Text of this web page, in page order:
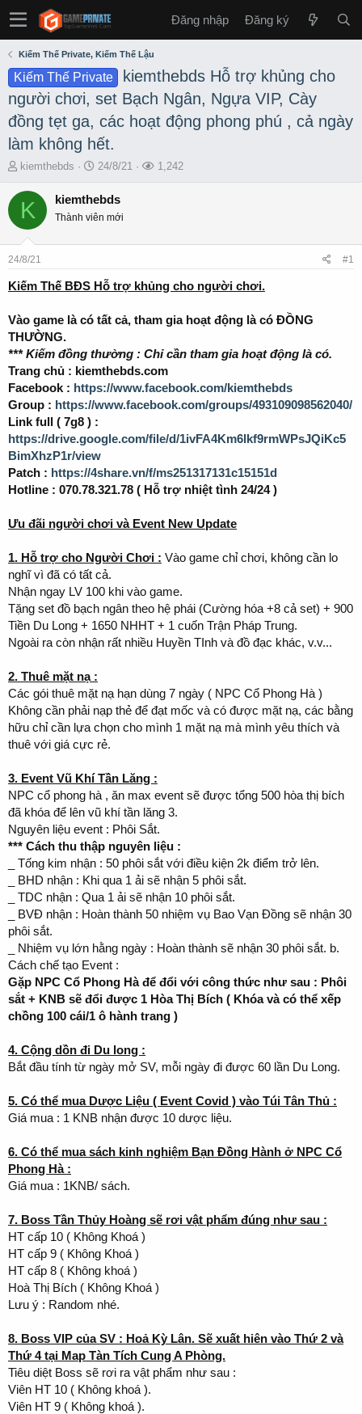
Đăng nhập Đăng ký
Kiếm Thế Private, Kiếm Thế Lậu
Kiếm Thế Private
kiemthebds Hỗ trợ khủng cho
người chơi, set Bạch Ngân, Ngựa VIP, Cày
đồng tẹt ga, các hoạt động phong phú , cả ngày
làm không hết.
T
r
e
s
a
e
r
kiemthebds
S
a
t
e
24/8/21
L1,242
K kiemthebds
Thành viên mới
24/8/21 #1
Kiếm Thế BĐS Hỗ trợ khủng cho người chơi.
Vào game là có tất cả, tham gia hoạt động là có ĐỒNG
THƯỜNG.
*** Kiếm đồng thường : Chỉ cần tham gia hoạt động là có.
Trang chủ : kiemthebds.com
Facebook : https://www.facebook.com/kiemthebds
Group : https://www.facebook.com/groups/493109098562040/
Link full ( 7g8 ) :
https://drive.google.com/file/d/1ivFA4Km6lkf9rmWPsJQiKc5
BimXhzP1r/view
Patch : https://4share.vn/f/ms251317131c15151d
Hotline : 070.78.321.78 ( Hỗ trợ nhiệt tình 24/24 )
Ưu đãi người chơi và Event New Update
1. Hỗ trợ cho Người Chơi : Vào game chỉ chơi, không cần lo
nghĩ vì đã có tất cả.
Nhận ngay LV 100 khi vào game.
Tặng set đồ bạch ngân theo hệ phái (Cường hóa +8 cả set) + 900
Tiền Du Long + 1650 NHHT + 1 cuốn Trận Pháp Trung.
Ngoài ra còn nhận rất nhiều Huyền TInh và đồ đạc khác, v.v...
2. Thuê mặt nạ :
Các gói thuê mặt nạ hạn dùng 7 ngày ( NPC Cổ Phong Hà )
Không cần phải nạp thẻ để đạt mốc và có được mặt nạ, các bằng
hữu chỉ cần lựa chọn cho mình 1 mặt nạ mà mình yêu thích và
thuê với giá cực rẻ.
3. Event Vũ Khí Tần Lăng :
NPC cổ phong hà , ăn max event sẽ được tổng 500 hòa thị bích
đã khóa để lên vũ khí tần lăng 3.
Nguyên liệu event : Phôi Sắt.
*** Cách thu thập nguyên liệu :
_ Tống kim nhận : 50 phôi sắt với điều kiện 2k điểm trở lên.
_ BHD nhận : Khi qua 1 ải sẽ nhận 5 phôi sắt.
_ TDC nhận : Qua 1 ải sẽ nhận 10 phôi sắt.
_ BVĐ nhận : Hoàn thành 50 nhiệm vụ Bao Vạn Đồng sẽ nhận 30
phôi sắt.
_ Nhiệm vụ lớn hằng ngày : Hoàn thành sẽ nhận 30 phôi sắt. b.
Cách chế tạo Event :
Gặp NPC Cổ Phong Hà để đổi với công thức như sau : Phôi
sắt + KNB sẽ đổi được 1 Hòa Thị Bích ( Khóa và có thể xếp
chồng 100 cái/1 ô hành trang )
4. Cộng dồn đi Du long :
Bắt đầu tính từ ngày mở SV, mỗi ngày đi được 60 lần Du Long.
5. Có thể mua Dược Liệu ( Event Covid ) vào Túi Tân Thủ :
Giá mua : 1 KNB nhận được 10 dược liệu.
6. Có thể mua sách kinh nghiệm Bạn Đồng Hành ở NPC Cổ
Phong Hà :
Giá mua : 1KNB/ sách.
7. Boss Tần Thủy Hoàng sẽ rơi vật phẩm đúng như sau :
HT cấp 10 ( Không Khoá )
HT cấp 9 ( Không Khoá )
HT cấp 8 ( Không khoá )
Hoà Thị Bích ( Không Khoá )
Lưu ý : Random nhé.
8. Boss VIP của SV : Hoả Kỳ Lân. Sẽ xuất hiên vào Thứ 2 và
Thứ 4 tại Map Tàn Tích Cung A Phòng.
Tiêu diệt Boss sẽ rơi ra vật phẩm như sau :
Viên HT 10 ( Không khoá ).
Viên HT 9 ( Không khoá ).